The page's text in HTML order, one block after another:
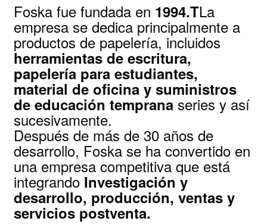
Foska fue fundada en 1994.TLa
empresa se dedica principalmente a
productos de papelería, incluidos
herramientas de escritura,
papelería para estudiantes,
material de oficina y suministros
de educación temprana series y así
sucesivamente.
Después de más de 30 años de
desarrollo, Foska se ha convertido en
una empresa competitiva que está
integrando Investigación y
desarrollo, producción, ventas y
servicios postventa.